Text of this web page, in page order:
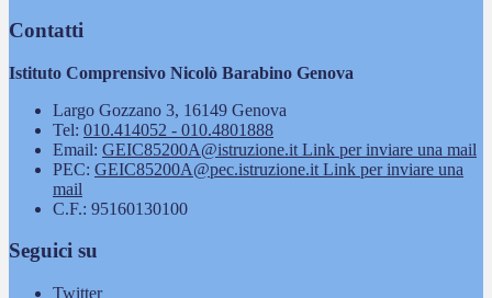
Contatti
Istituto Comprensivo Nicolò Barabino Genova
Largo Gozzano 3, 16149 Genova
Tel: 010.414052 - 010.4801888
Email: GEIC85200A@istruzione.it Link per inviare una mail
PEC: GEIC85200A@pec.istruzione.it Link per inviare una
mail
C.F.: 95160130100
Seguici su
Twitter